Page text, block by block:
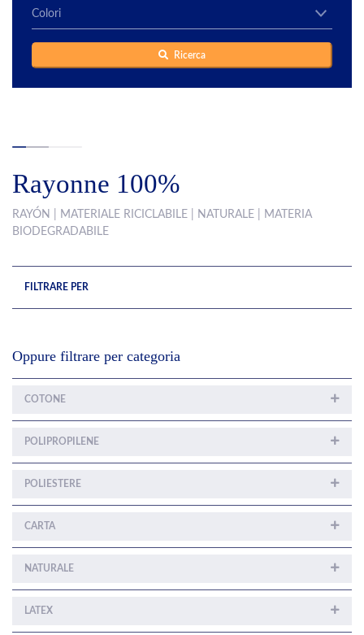
Ricerca
Rayonne 100%
RAYÓN | MATERIALE RICICLABILE | NATURALE | MATERIA
BIODEGRADABILE
FILTRARE PER
Oppure filtrare per categoria
COTONE
POLIPROPILENE
POLIESTERE
CARTA
NATURALE
LATEX